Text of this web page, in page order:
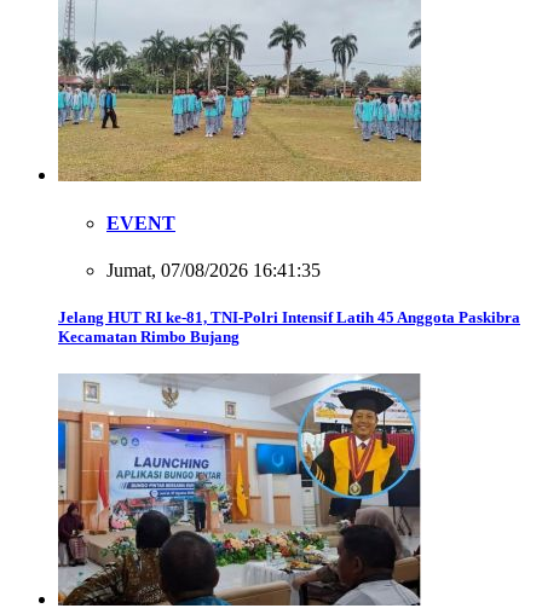
EVENT
Jumat, 07/08/2026 16:41:35
Jelang HUT RI ke-81, TNI-Polri Intensif Latih 45 Anggota Paskibra
Kecamatan Rimbo Bujang